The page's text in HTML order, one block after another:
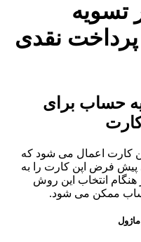
نقدی
برای
اعمال می شود که
فرض اپن کارت را به
انتخاب این روش
ممکن می شود.